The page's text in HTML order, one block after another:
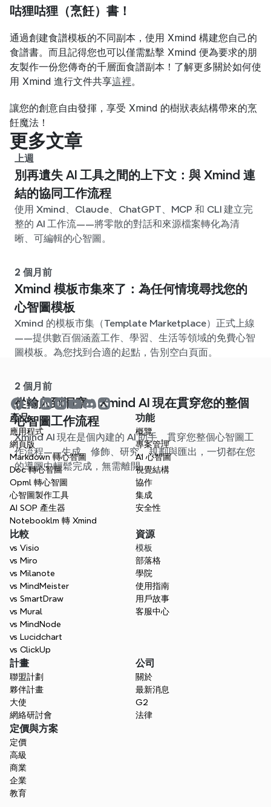
咕狸咕狸（烹飪）書！
通過創建食譜模板的不同副本，使用 Xmind 構建您自己的
食譜書。而且記得您也可以僅需點擊 Xmind 便為要求的朋
友製作一份您傳奇的千層面食譜副本！了解更多關於如何使
用 Xmind 進行文件共享這裡。
讓您的創意自由發揮，享受 Xmind 的樹狀表結構帶來的烹
飪魔法！
更多文章
上週
別再遺失 AI 工具之間的上下文：與 Xmind 連
結的協同工作流程
使用 Xmind、Claude、ChatGPT、MCP 和 CLI 建立完
整的 AI 工作流——將零散的對話和來源檔案轉化為清
晰、可編輯的心智圖。
2 個月前
Xmind 模板市集來了：為任何情境尋找您的
心智圖模板
Xmind 的模板市集（Template Marketplace）正式上線
——提供數百個涵蓋工作、學習、生活等領域的免費心智
圖模板。為您找到合適的起點，告別空白頁面。
2 個月前
從輸入到洞察：Xmind AI 現在貫穿您的整個
心智圖工作流程
Xmind AI 現在是個內建的 AI 助手，貫穿您整個心智圖工
作流程——生成、修飾、研究、規劃與匯出，一切都在您
的導圖中輕鬆完成，無需離開。
產品
應用程式
網頁版
Markdown 轉心智圖
Doc 轉心智圖
Opml 轉心智圖
心智圖製作工具
AI SOP 產生器
Notebooklm 轉 Xmind
功能
概覽
專案管理
AI 心智圖
視覺結構
協作
集成
安全性
比較
vs Visio
vs Miro
vs Milanote
vs MindMeister
vs SmartDraw
vs Mural
vs MindNode
vs Lucidchart
vs ClickUp
資源
模板
部落格
學院
使用指南
用戶故事
客服中心
計畫
聯盟計劃
夥伴計畫
大使
網絡研討會
公司
關於
最新消息
G2
法律
定價與方案
定價
高級
商業
企業
教育